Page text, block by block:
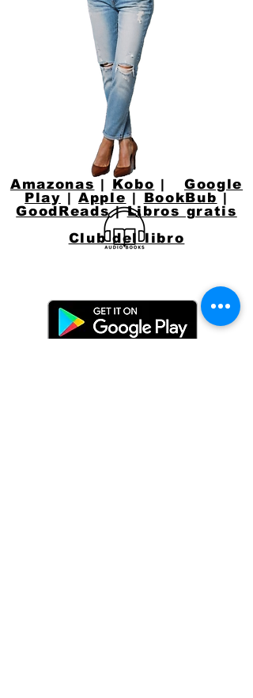
Amazonas | Kobo |
Google
Play | Apple | BookBub |
GoodReads|Libros gratis
Club del libro